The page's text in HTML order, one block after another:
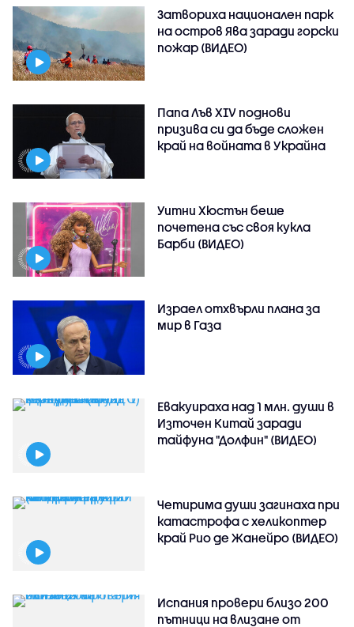
Затвориха национален парк
на остров Ява заради горски
пожар (ВИДЕО)
Папа Лъв XIV поднови
призива си да бъде сложен
край на войната в Украйна
Уитни Хюстън беше
почетена със своя кукла
Барби (ВИДЕО)
Израел отхвърли плана за
мир в Газа
Евакуираха над 1 млн. души в
Източен Китай заради
тайфуна "Долфин" (ВИДЕО)
Четирима души загинаха при
катастрофа с хеликоптер
край Рио де Жанейро (ВИДЕО)
Испания провери близо 200
пътници на влизане от